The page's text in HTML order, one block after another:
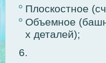
Плоскостное
Объемное
х деталей);